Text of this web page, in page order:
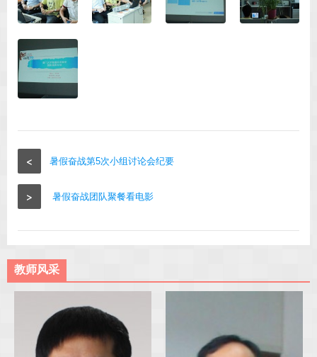
< 暑假奋战第5次小组讨论会纪要
> 暑假奋战团队聚餐看电影
教师风采